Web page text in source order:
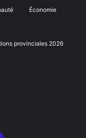
Économie
provinciales 2026